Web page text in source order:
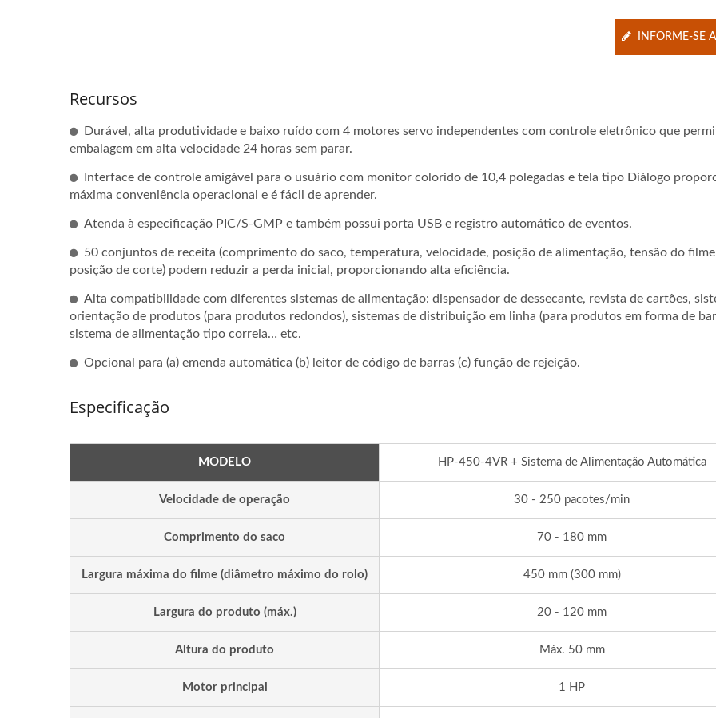
INFORME-SE
Recursos
Durável, alta produtividade e baixo ruído com 4 motores servo independentes com controle eletrônico que
embalagem em alta velocidade 24 horas sem parar.
Interface de controle amigável para o usuário com monitor colorido de 10,4 polegadas e tela tipo Diálogo
máxima conveniência operacional e é fácil de aprender.
Atenda à especificação PIC/S-GMP e também possui porta USB e registro automático de eventos.
50 conjuntos de receita (comprimento do saco, temperatura, velocidade, posição de alimentação, tensão do
posição de corte) podem reduzir a perda inicial, proporcionando alta eficiência.
Alta compatibilidade com diferentes sistemas de alimentação: dispensador de dessecante, revista de cartões,
orientação de produtos (para produtos redondos), sistemas de distribuição em linha (para produtos em forma de
sistema de alimentação tipo correia… etc.
Opcional para (a) emenda automática (b) leitor de código de barras (c) função de rejeição.
Especificação
MODELO HP-450-4VR + Sistema de Alimentação Automática
Velocidade de operação 30 - 250 pacotes/min
Comprimento do saco 70 - 180 mm
Largura máxima do filme (diâmetro máximo do rolo) 450 mm (300 mm)
Largura do produto (máx.) 20 - 120 mm
Altura do produto Máx. 50 mm
Motor principal 1 HP
Linha De Embalagem
Automatizada De Palitos
Embalagem De Grupos De
Linha De
Automatizada De